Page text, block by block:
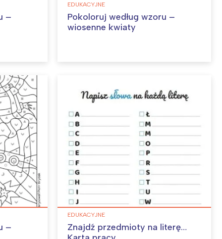
–
EDUKACYJNE
Pokoloruj według wzoru –
wiosenne kwiaty
–
EDUKACYJNE
Znajdź przedmioty na literę…